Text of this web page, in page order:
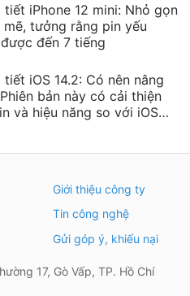
iPhone 12 mini: Nhỏ gọn
mẽ, tưởng rằng pin yếu
đến 7 tiếng
iOS 14.2: Có nên nâng
bản này có cải thiện
và hiệu năng so với iOS
Giới thiệu công ty
Tin công nghệ
Gửi góp ý, khiếu nại
17, Gò Vấp, TP. Hồ Chí